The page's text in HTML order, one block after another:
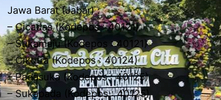
Jawa Barat (Jabar) :
– Cicadas (Kodepos : 40121)
– Sukamaju (Kodepos : 40121)
– Cikutra (Kodepos : 40124)
– Padasuka (Kodepos : 40125)
– Sukapada (Kodepos : 40125)